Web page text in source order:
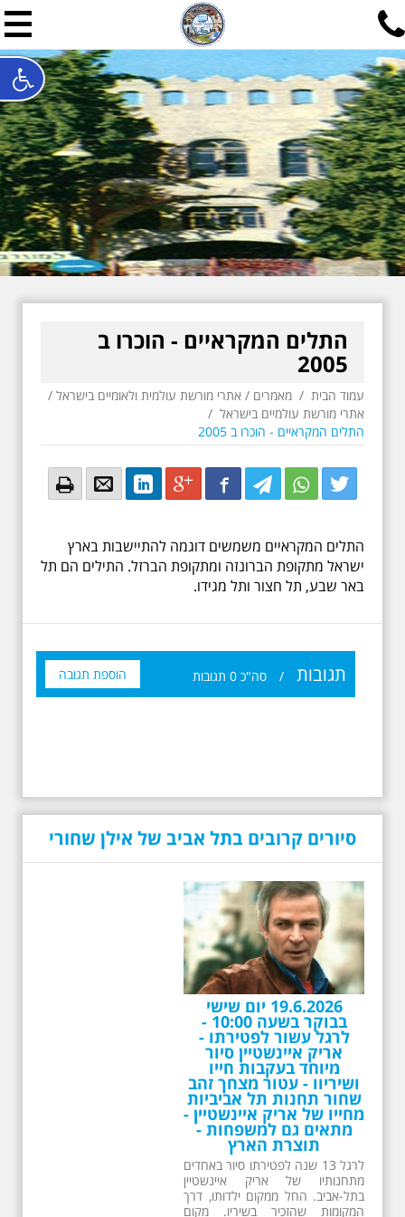
תל אביב שלי
תיור ישראלי בעריכת אילן
האתר המרכזי להיסטוריה של תל אביב ותולדות ארץ ישראל -
חייגו עכשיו:052-7747748
שלחו פנייה:ilan@mytelaviv.co.il
English עברית צור קשר
התלים המקראיים - הוכרו ב
2005
עמוד הבית / מאמרים / אתרי מורשת עולמית ולאומיים בישראל /
אתרי מורשת עולמיים בישראל /
התלים המקראיים - הוכרו ב 2005
Twitter
Twitter
Twitter
Facebook
Google+
LinkedIn
Email
Email
התלים המקראיים משמשים דוגמה להתיישבות בארץ
ישראל מתקופת הברונזה ומתקופת הברזל. התילים הם תל
באר שבע, תל חצור ותל מגידו.
תגובות / סה"כ 0 תגובות הוספת תגובה
סיורים קרובים בתל אביב של אילן שחורי
19.6.2026 יום שישי
בבוקר בשעה 10:00 -
לרגל עשור לפטירתו -
אריק איינשטיין סיור
מיוחד בעקבות חייו
ושיריוו - עטור מצחך זהב
שחור תחנות תל אביביות
מחייו של אריק איינשטיין -
מתאים גם למשפחות -
תוצרת הארץ
לרגל 13 שנה לפטירתו סיור באחדים
מתחנותיו של אריק איינשטיין
בתל-אביב. החל ממקום ילדותו, דרך
המקומות שהזכיר בשיריו. מקום